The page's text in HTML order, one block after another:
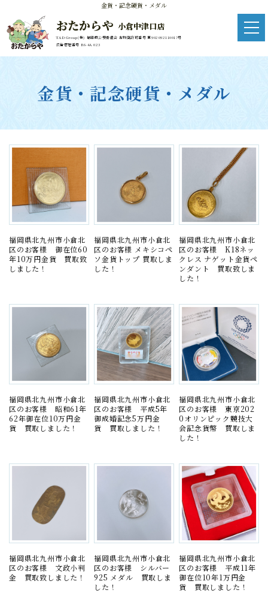
金貨・記念硬貨・メダル
おたからや 小倉中津口店
TAD Group(株) 福岡県公安委員会 古物商許可番号 第902092110017号
広告管理番号 R6-4A 023
金貨・記念硬貨・メダル
福岡県北九州市小倉北
区のお客様 御在位60
年10万円金貨 買取致
しました！
福岡県北九州市小倉北
区のお客様 メキシコペ
ソ金貨トップ 買取しま
した！
福岡県北九州市小倉北
区のお客様 K18ネッ
クレス ナゲット金貨ペ
ンダント 買取致しま
した！
福岡県北九州市小倉北
区のお客様 昭和61年
62年御在位10万円金
貨 買取しました！
福岡県北九州市小倉北
区のお客様 平成5年
御成婚記念5万円金
貨 買取しました！
福岡県北九州市小倉北
区のお客様 東京202
0オリンピック競技大
会記念貨幣 買取しま
した！
福岡県北九州市小倉北
区のお客様 文政小判
金 買取致しました！
福岡県北九州市小倉北
区のお客様 シルバー
925 メダル 買取しま
した！
福岡県北九州市小倉北
区のお客様 平成11年
御在位10年1万円金
貨 買取しました！